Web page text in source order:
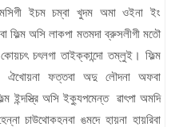
ইচম চম্বা খুদম অমা ওইনা ইং
ফিল্ম অসি লাকপা মতমদা ব্রুসলীগী মতৌ
চৎলগা তাইক্কান্দো তম্লুই। ফিল্ম
ঐখোয়না ফত্তবা অদু লৌদনা অফবা
ইন্দস্ত্রি অসি ইক্যুপমেন্ত ৱাৎপা অমদি
চাউথোকহনবা ঙমদে হায়না হায়রিবা